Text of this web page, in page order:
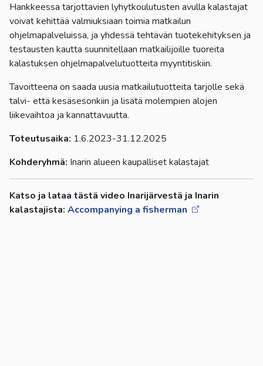
Hankkeessa tarjottavien lyhytkoulutusten avulla kalastajat
voivat kehittää valmiuksiaan toimia matkailun
ohjelmapalveluissa, ja yhdessä tehtävän tuotekehityksen ja
testausten kautta suunnitellaan matkailijoille tuoreita
kalastuksen ohjelmapalvelutuotteita myyntitiskiin.
Tavoitteena on saada uusia matkailutuotteita tarjolle sekä
talvi- että kesäsesonkiin ja lisätä molempien alojen
liikevaihtoa ja kannattavuutta.
Toteutusaika: 1.6.2023-31.12.2025
Kohderyhmä: Inarin alueen kaupalliset kalastajat
Katso ja lataa tästä video Inarijärvestä ja Inarin
kalastajista: Accompanying a fisherman